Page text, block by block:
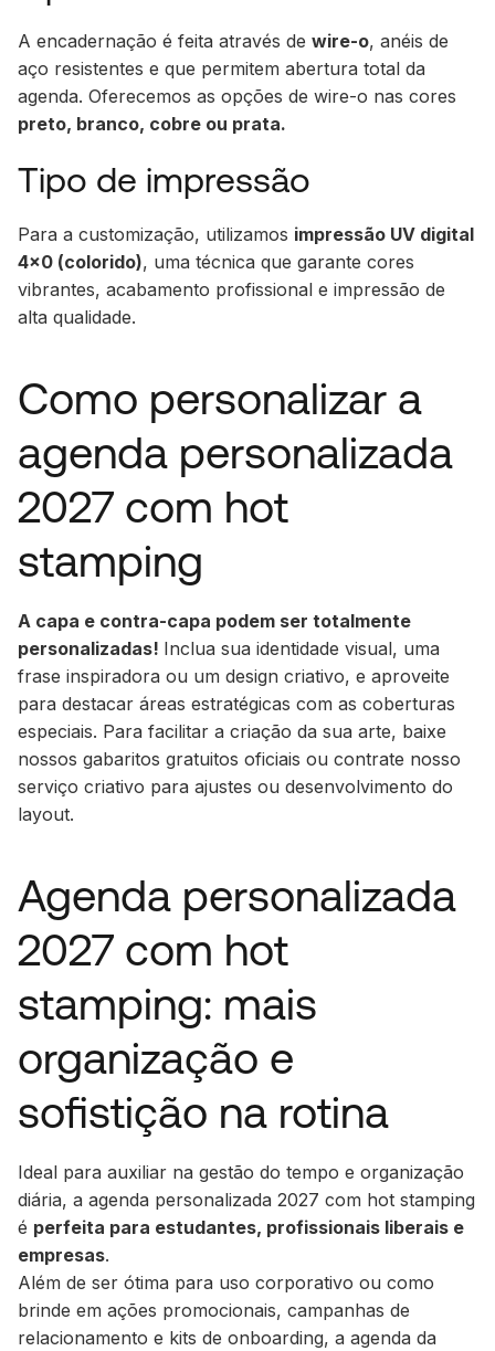
A encadernação é feita através de wire-o, anéis de
aço resistentes e que permitem abertura total da
agenda. Oferecemos as opções de wire-o nas cores
preto, branco, cobre ou prata.
Tipo de impressão
Para a customização, utilizamos impressão UV digital
4x0 (colorido), uma técnica que garante cores
vibrantes, acabamento profissional e impressão de
alta qualidade.
Como personalizar a
agenda personalizada
2027 com hot
stamping
A capa e contra-capa podem ser totalmente
personalizadas! Inclua sua identidade visual, uma
frase inspiradora ou um design criativo, e aproveite
para destacar áreas estratégicas com as coberturas
especiais. Para facilitar a criação da sua arte, baixe
nossos gabaritos gratuitos oficiais ou contrate nosso
serviço criativo para ajustes ou desenvolvimento do
layout.
Agenda personalizada
2027 com hot
stamping: mais
organização e
sofistição na rotina
Ideal para auxiliar na gestão do tempo e organização
diária, a agenda personalizada 2027 com hot stamping
é perfeita para estudantes, profissionais liberais e
empresas.
Além de ser ótima para uso corporativo ou como
brinde em ações promocionais, campanhas de
relacionamento e kits de onboarding, a agenda da